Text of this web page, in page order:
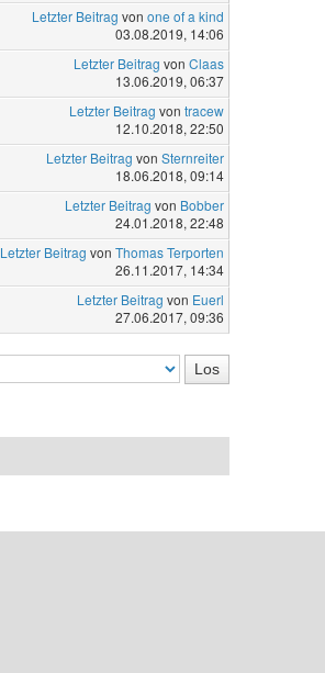
Letzter Beitrag von one of a kind
03.08.2019, 14:06
Letzter Beitrag von Claas
13.06.2019, 06:37
Letzter Beitrag von tracew
12.10.2018, 22:50
Letzter Beitrag von Sternreiter
18.06.2018, 09:14
Letzter Beitrag von Bobber
24.01.2018, 22:48
Letzter Beitrag von Thomas Terporten
26.11.2017, 14:34
Letzter Beitrag von Euerl
27.06.2017, 09:36